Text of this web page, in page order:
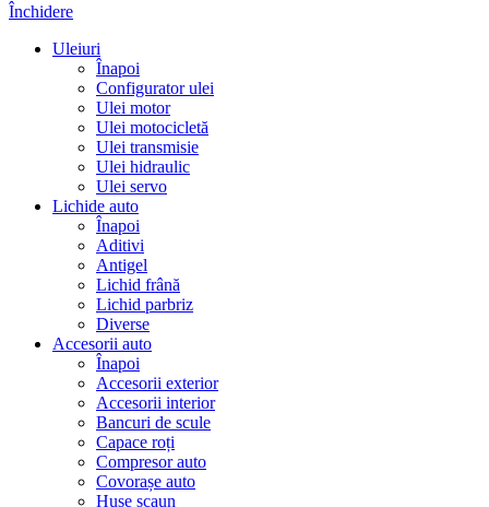
Închidere
Uleiuri
Înapoi
Configurator ulei
Ulei motor
Ulei motocicletă
Ulei transmisie
Ulei hidraulic
Ulei servo
Lichide auto
Înapoi
Aditivi
Antigel
Lichid frână
Lichid parbriz
Diverse
Accesorii auto
Înapoi
Accesorii exterior
Accesorii interior
Bancuri de scule
Capace roți
Compresor auto
Covorașe auto
Huse scaun